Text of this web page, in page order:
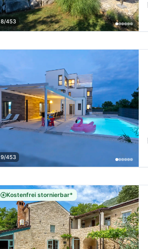
8/453
9/453
Kostenfrei stornierbar*